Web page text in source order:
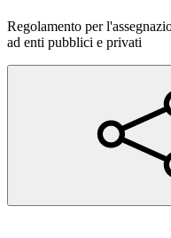
Regolamento per
ad enti pubblici e privati